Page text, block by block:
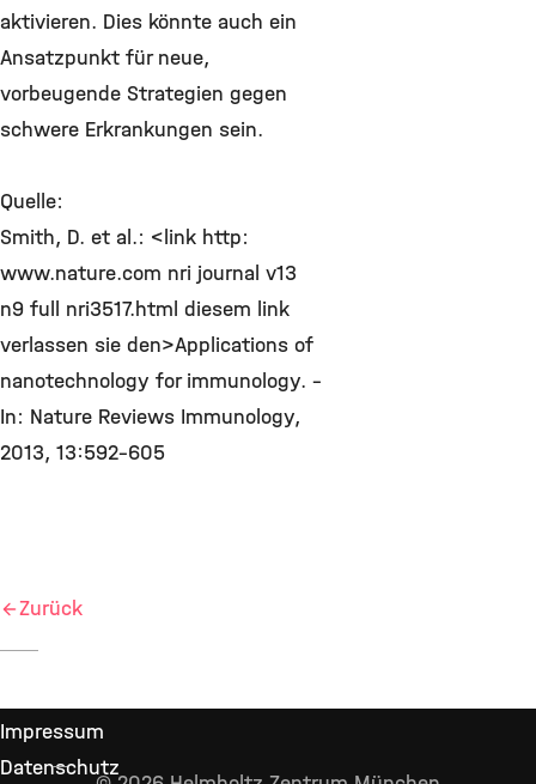
aktivieren. Dies könnte auch ein
Ansatzpunkt für neue,
vorbeugende Strategien gegen
schwere Erkrankungen sein.
Quelle:
Smith, D. et al.: <link http:
www.nature.com nri journal v13
n9 full nri3517.html diesem link
verlassen sie den>Applications of
nanotechnology for immunology. –
In: Nature Reviews Immunology,
2013, 13:592-605
Zurück
Impressum
Datenschutz